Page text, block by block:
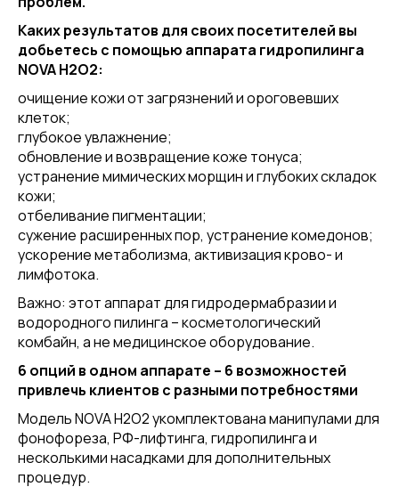
Каких результатов для своих посетителей вы
добьетесь с помощью аппарата гидропилинга
NOVA H2O2:
очищение кожи от загрязнений и ороговевших
клеток;
глубокое увлажнение;
обновление и возвращение коже тонуса;
устранение мимических морщин и глубоких складок
кожи;
отбеливание пигментации;
сужение расширенных пор, устранение комедонов;
ускорение метаболизма, активизация крово- и
лимфотока.
Важно: этот аппарат для гидродермабразии и
водородного пилинга – косметологический
комбайн, а не медицинское оборудование.
6 опций в одном аппарате – 6 возможностей
привлечь клиентов с разными потребностями
Модель NOVA H2O2 укомплектована манипулами для
фонофореза, РФ-лифтинга, гидропилинга и
несколькими насадками для дополнительных
процедур.